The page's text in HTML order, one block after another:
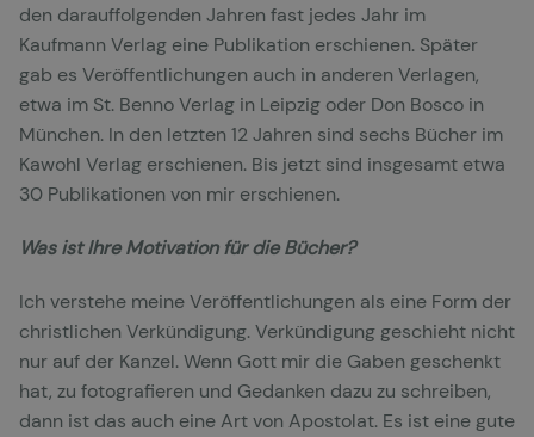
den darauffolgenden Jahren fast jedes Jahr im
Kaufmann Verlag eine Publikation erschienen. Später
gab es Veröffentlichungen auch in anderen Verlagen,
etwa im St. Benno Verlag in Leipzig oder Don Bosco in
München. In den letzten 12 Jahren sind sechs Bücher im
Kawohl Verlag erschienen. Bis jetzt sind insgesamt etwa
30 Publikationen von mir erschienen.
Was ist Ihre Motivation für die Bücher?
Ich verstehe meine Veröffentlichungen als eine Form der
christlichen Verkündigung. Verkündigung geschieht nicht
nur auf der Kanzel. Wenn Gott mir die Gaben geschenkt
hat, zu fotografieren und Gedanken dazu zu schreiben,
dann ist das auch eine Art von Apostolat. Es ist eine gute